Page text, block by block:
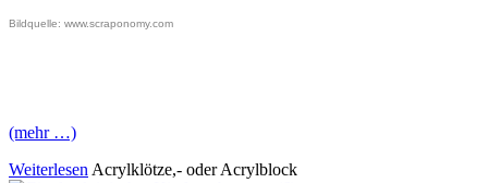
Bildquelle: www.scraponomy.com
(mehr …)
Weiterlesen Acrylklötze,- oder Acrylblock